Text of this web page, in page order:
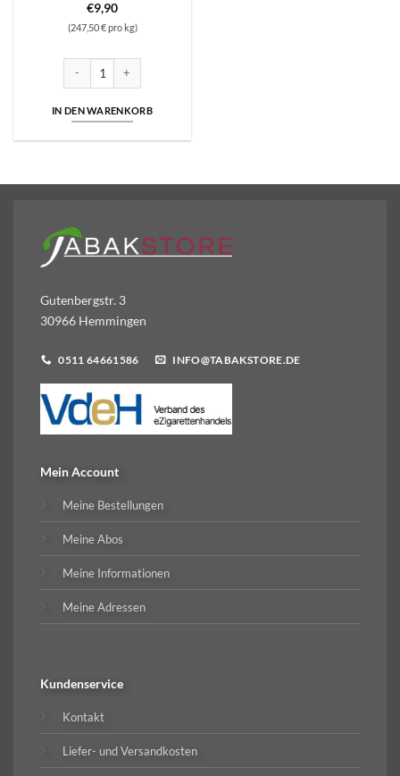
€9,90
(247,50 € pro kg)
IN DEN WARENKORB
Gutenbergstr. 3
30966 Hemmingen
0511 64661586 INFO@TABAKSTORE.DE
Mein Account
Meine Bestellungen
Meine Abos
Meine Informationen
Meine Adressen
Kundenservice
Kontakt
Liefer- und Versandkosten